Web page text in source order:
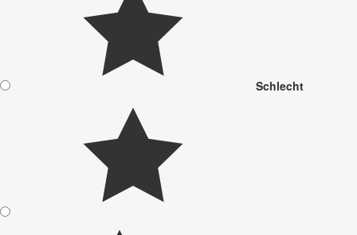
Schlecht